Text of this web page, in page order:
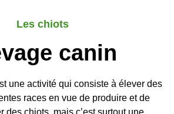
Les chiots
canin
une activité qui consiste à élever des
races en vue de produire et de
des chiots, mais c’est surtout une